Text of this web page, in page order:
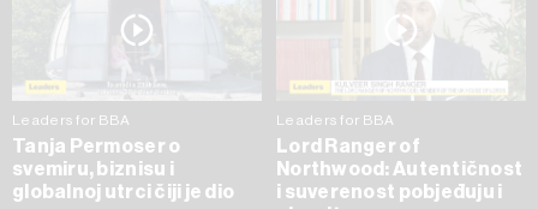
Leaders for BBA
Tanja Permoser o
svemiru, biznisu i
globalnoj utrci čiji je dio
Leaders for BBA
Lord Ranger of
Northwood: Autentičnost
i suverenost pobjeđuju i